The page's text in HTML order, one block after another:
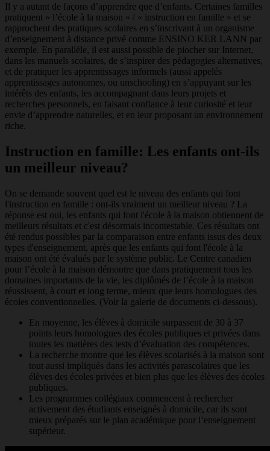
Il y a autant de façons d’apprendre que d’enfants. Certaines familles
pratiquent « l’école à la maison » / « instruction en famille » et se
rapprochent des pratiques scolaires en s’inscrivant à un organisme
d’enseignement à distance privé comme ENSINO KER LANN par
exemple. En parallèle, il est aussi possible de piocher sur Internet,
dans les manuels scolaires, de s’inspirer des pédagogies alternatives,
et de pratiquer les apprentissages informels (aussi appelés
apprentissages autonomes, ou unschooling) en s’appuyant sur les
intérêts des enfants, les accompagnant dans leurs projets et
recherches personnels, en faisant confiance à leur curiosité et leur
envie d’apprendre naturelles, et en leur proposant un environnement
riche.
Instruction en famille: Les enfants ont-ils
un meilleur niveau?
On se demande souvent quel est le niveau des enfants qui font
l'instruction en famille : ont-ils vraiment un meilleur niveau ? La
réponse est oui, les enfants qui font l'école à la maison obtiennent de
meilleurs résultats et c'est désormais incontestable. Ces résultats ont
été rendus possibles par la comparaison entre enfants issus des deux
types d'enseignement, après que les enfants qui font l'école à la
maison ont été évalués par le système public. Le Centre canadien
pour l’école à la maison démontre que dans pratiquement tous les
domaines importants de la vie, les diplômés de l’école à la maison
réussissent, à court et long terme, mieux que leurs homologues des
écoles conventionnelles. (Voir la galerie de documents ci-dessous).
En moyenne, les élèves à domicile surpassent de 30 à 37
points leurs homologues des écoles publiques et privées dans
toutes les matières des tests d’évaluation des compétences.
La recherche montre que les élèves scolarisés à la maison sont
tout aussi impliqués dans les activités parascolaires que les
élèves des écoles privées et bien plus que les élèves des écoles
publiques.
Les programmes collégiaux commencent à rechercher
activement des étudiants enseignés à domicile, car ils sont
mieux préparés sur le plan académique pour l’enseignement
supérieur.